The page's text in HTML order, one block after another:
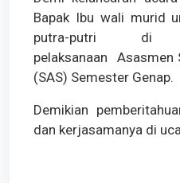
Bapak Ibu wali murid
putra-putri di
pelaksanaan
(SAS) Semester Genap.
Demikian
dan kerjasamanya di